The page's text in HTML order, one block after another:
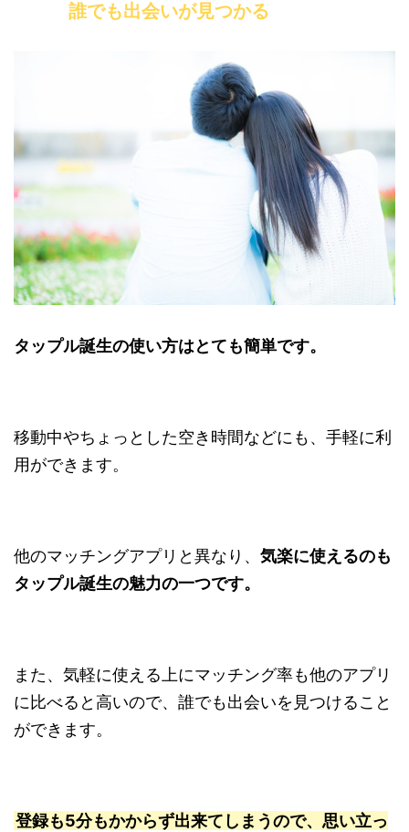
誰でも出会いが見つかる
タップル誕生の使い方はとても簡単です。
移動中やちょっとした空き時間などにも、手軽に利
用ができます。
他のマッチングアプリと異なり、 気楽に使えるのも
タップル誕生の魅力の一つです。
また、気軽に使える上にマッチング率も他のアプリ
に比べると高いので、誰でも出会いを見つけること
ができます。
登録も5分もかからず出来てしまうので、思い立っ